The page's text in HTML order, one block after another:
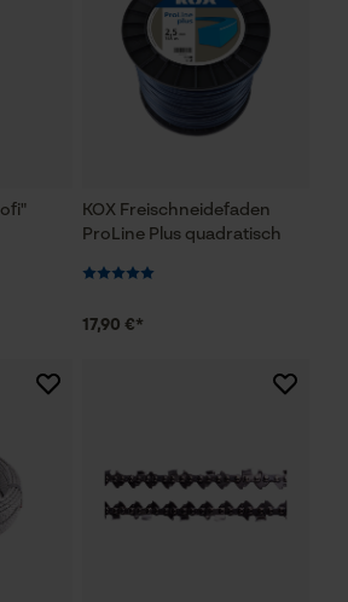
KOX Freischneidefaden
ProLine Plus quadratisch
17,90 €*